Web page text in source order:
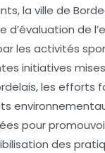
la ville de
d’évaluation de
les activités
initiatives
les efforts
pour
des